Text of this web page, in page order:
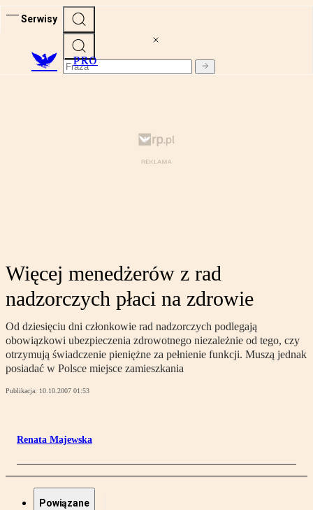
Serwisy
PRO
Więcej menedżerów z rad
nadzorczych płaci na zdrowie
Od dziesięciu dni członkowie rad nadzorczych podlegają
obowiązkowi ubezpieczenia zdrowotnego niezależnie od tego, czy
otrzymują świadczenie pieniężne za pełnienie funkcji. Muszą jednak
posiadać w Polsce miejsce zamieszkania
Publikacja: 10.10.2007 01:53
Renata Majewska
Powiązane